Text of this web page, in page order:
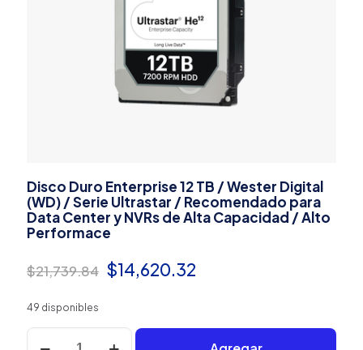
Disco Duro Enterprise 12 TB / Wester Digital
(WD) / Serie Ultrastar / Recomendado para
Data Center y NVRs de Alta Capacidad / Alto
Performace
$21,739.84 El
era:
$14,620.32
es:
49 disponibles
Disco